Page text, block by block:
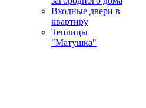
Входные двери в
квартиру
Теплицы
"Матушка"